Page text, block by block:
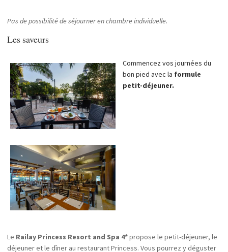
Pas de possibilité de séjourner en chambre individuelle.
Les saveurs
Commencez vos journées du
bon pied avec la formule
petit-déjeuner.
Le Railay Princess Resort and Spa 4*propose le petit-déjeuner, le
déjeuner et le dîner au restaurant Princess. Vous pourrez y déguster